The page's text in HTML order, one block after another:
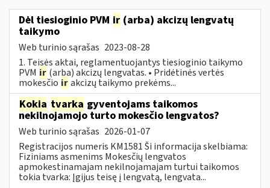
Dėl tiesioginio PVM ir (arba) akcizų lengvatų
taikymo
Web turinio sąrašas 2023-08-28
1. Teisės aktai, reglamentuojantys tiesioginio taikymo
PVM ir (arba) akcizų lengvatas. • Pridėtinės vertės
mokesčio irakcizų taikymo prekėms...
Kokia tvarka gyventojams taikomos
nekilnojamojo turto mokesčio lengvatos?
Web turinio sąrašas 2026-01-07
Registracijos numeris KM1581 Ši informacija skelbiama:
Fiziniams asmenims Mokesčių lengvatos
apmokestinamajam nekilnojamajam turtui taikomos
tokia tvarka: Įgijus teisę į lengvatą, lengvata...